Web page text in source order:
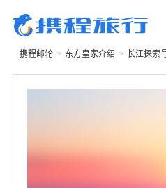
携程邮轮 > 东方皇家介绍 > 长江探索